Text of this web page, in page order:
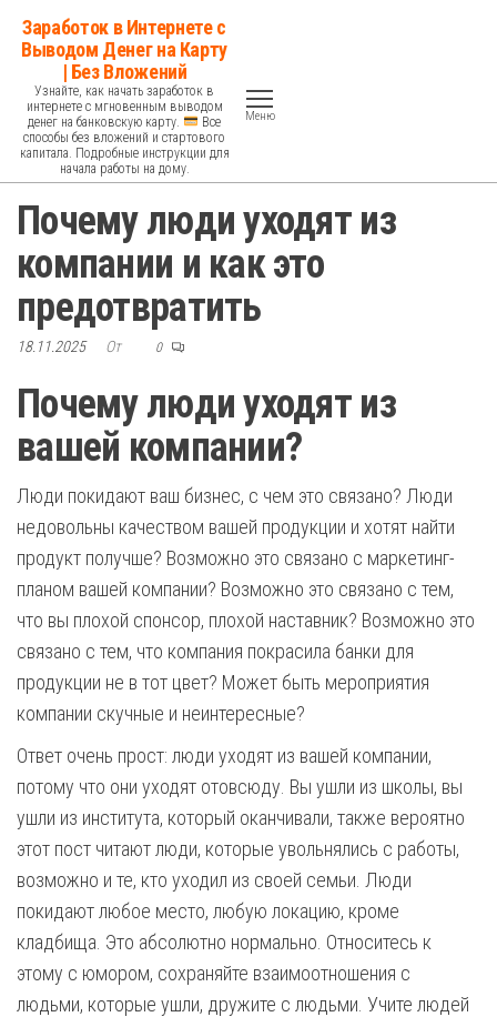
Перейти
содержимому
Заработок в Интернете с
Выводом Денег на Карту
| Без Вложений
Узнайте, как начать заработок в
интернете с мгновенным выводом
денег на банковскую карту.
Все
способы без вложений и стартового
капитала. Подробные инструкции для
начала работы на дому.
Меню
Почему люди уходят из
компании и как это
предотвратить
18.11.2025 От 0
Почему люди уходят из
вашей компании?
Люди покидают ваш бизнес, с чем это связано? Люди
недовольны качеством вашей продукции и хотят найти
продукт получше? Возможно это связано с маркетинг-
планом вашей компании? Возможно это связано с тем,
что вы плохой спонсор, плохой наставник? Возможно это
связано с тем, что компания покрасила банки для
продукции не в тот цвет? Может быть мероприятия
компании скучные и неинтересные?
Ответ очень прост: люди уходят из вашей компании,
потому что они уходят отовсюду. Вы ушли из школы, вы
ушли из института, который оканчивали, также вероятно
этот пост читают люди, которые увольнялись с работы,
возможно и те, кто уходил из своей семьи. Люди
покидают любое место, любую локацию, кроме
кладбища. Это абсолютно нормально. Относитесь к
этому с юмором, сохраняйте взаимоотношения с
людьми, которые ушли, дружите с людьми. Учите людей